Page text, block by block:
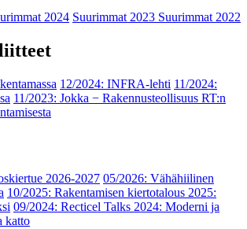
2024 Suurimmat 2023 Suurimmat 2022
12/2024: INFRA-lehti 11/2024:
11/2023: Jokka − Rakennusteollisuus RT:n
2026-2027 05/2026: Vähähiilinen
10/2025: Rakentamisen kiertotalous 2025:
09/2024: Recticel Talks 2024: Moderni ja
katto